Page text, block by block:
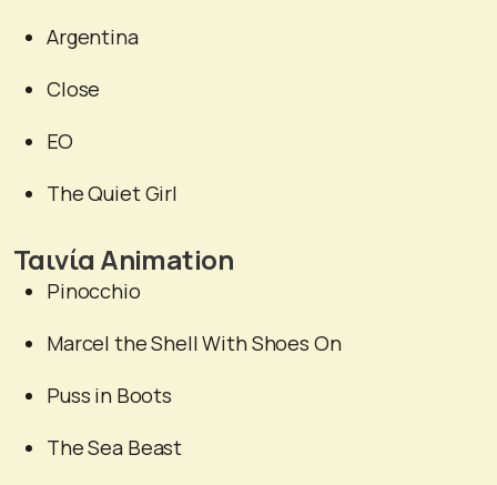
Argentina
Close
EO
The Quiet Girl
Ταινία Animation
Pinocchio
Marcel the Shell With Shoes On
Puss in Boots
The Sea Beast